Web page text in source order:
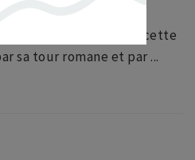
disparu d’Oberkirch, cette
sa tour romane et par ...